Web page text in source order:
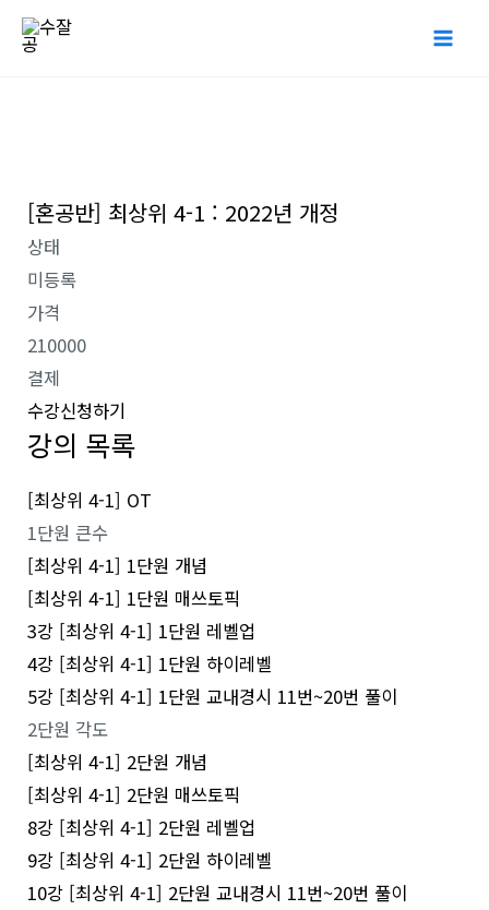
[혼공반] 최상위 4-1 : 2022년 개정
상태
미등록
가격
210000
결제
수강신청하기
강의 목록
[최상위 4-1] OT
1단원 큰수
[최상위 4-1] 1단원 개념
[최상위 4-1] 1단원 매쓰토픽
3강 [최상위 4-1] 1단원 레벨업
4강 [최상위 4-1] 1단원 하이레벨
5강 [최상위 4-1] 1단원 교내경시 11번~20번 풀이
2단원 각도
[최상위 4-1] 2단원 개념
[최상위 4-1] 2단원 매쓰토픽
8강 [최상위 4-1] 2단원 레벨업
9강 [최상위 4-1] 2단원 하이레벨
10강 [최상위 4-1] 2단원 교내경시 11번~20번 풀이